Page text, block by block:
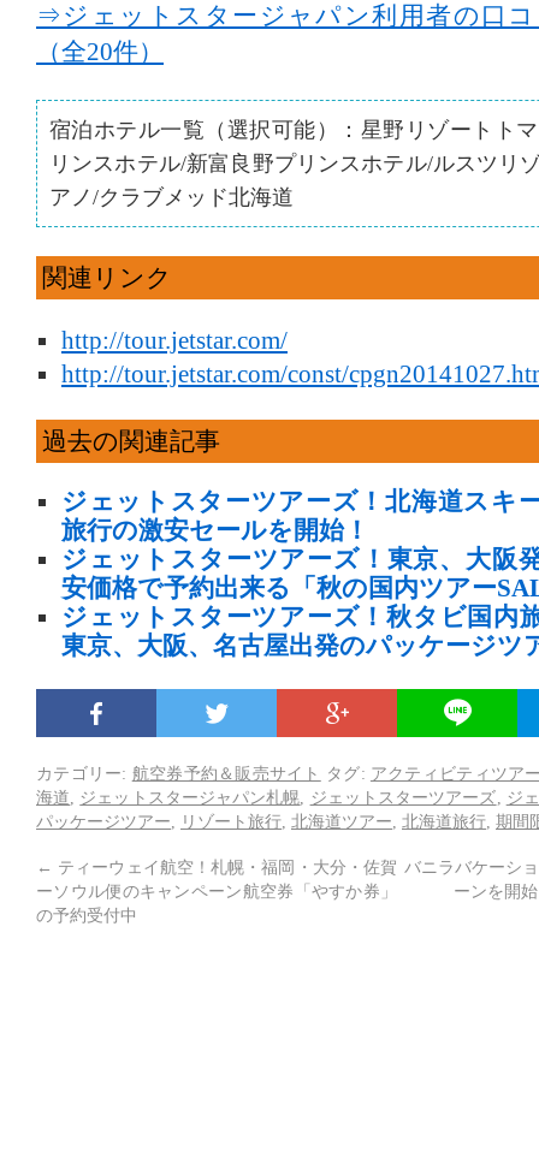
⇒ジェットスタージャパン利用者の口
（全20件）
宿泊ホテル一覧（選択可能）：星野リゾートト
リンスホテル/新富良野プリンスホテル/ルスツリ
アノ/クラブメッド北海道
関連リンク
http://tour.jetstar.com/
http://tour.jetstar.com/const/
過去の関連記事
ジェットスターツアーズ！北海道スキ
旅行の激安セールを開始！
ジェットスターツアーズ！東京、大阪
安価格で予約出来る「秋の国内ツアー
ジェットスターツアーズ！秋タビ国内
東京、大阪、名古屋出発のパッケージツ
カテゴリー: 航空券予約＆販売サイト タグ: アクティビティツア
海道
ジェットスタージャパン札幌 ジェットスターツアーズ
ジ
パッケージツアー
リゾート旅行 北海道ツアー 北海道旅行 期間
← ティーウェイ航空！札幌・福岡・大分・佐賀
ーソウル便のキャンペーン航空券「やすか券」
の予約受付中
バニラバケーシ
ーンを開